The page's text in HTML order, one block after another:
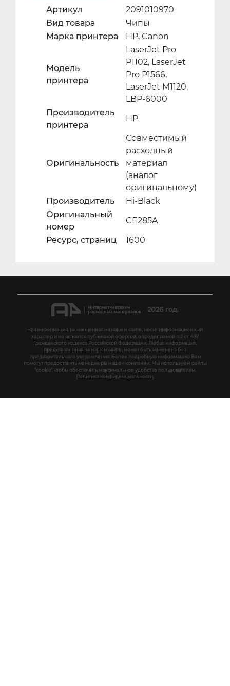
Артикул
2091010970
Вид товара
Чипы
Марка принтера
HP, Canon
Модель
принтера
LaserJet Pro
P1102, LaserJet
Pro P1566,
LaserJet M1120,
LBP-6000
Производитель
принтера
HP
Оригинальность
Совместимый
расходный
материал
(аналог
оригинальному)
Производитель
Hi-Black
Оригинальный
номер
CE285A
Ресурс, страниц
1600
2026 год.
Вся информация, размещенная на нашем сайте, носит информационный
характер и не является публичной офертой, определяемой п.2 ст. 437
Гражданского кодекса Российской Федерации. Любая информация,
представленная на нашем сайте, может быть изменена без
предварительного уведомления. Более подробную информацию Вам
помогут предоставить менеджеры нашей компании. Мы используем файлы
"cookie", чтобы обеспечить максимальное удобство пользователям.
Политика конфиденциальности.